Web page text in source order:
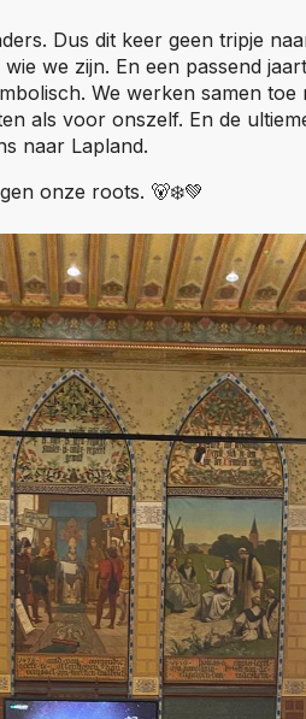
Dus dit keer geen tripje
we zijn. En een passend
We werken samen toe
als voor onszelf. En de
naar Lapland.
onze roots. 🐻‍❄️💚